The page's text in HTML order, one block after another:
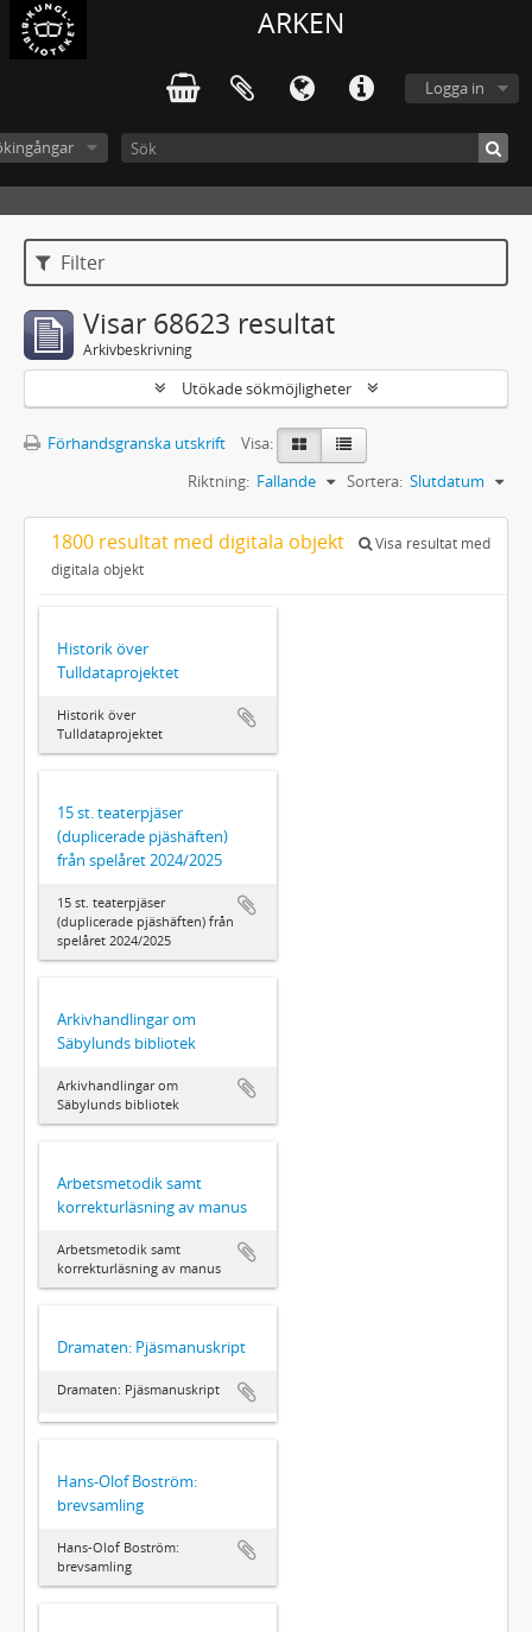
ARKEN
Logga in
Filter
Visar 68623 resultat
Arkivbeskrivning
Utökade sökmöjligheter
Förhandsgranska utskrift
Visa:
Sortera: Slutdatum
Riktning: Fallande
1800 resultat med digitala objekt
Visa resultat med
digitala objekt
Historik över
Tulldataprojektet
Historik över
Tulldataprojektet
15 st. teaterpjäser
(duplicerade pjäshäften)
från spelåret 2024/2025
15 st. teaterpjäser
(duplicerade pjäshäften) från
spelåret 2024/2025
Arkivhandlingar om
Säbylunds bibliotek
Arkivhandlingar om
Säbylunds bibliotek
Arbetsmetodik samt
korrekturläsning av manus
Arbetsmetodik samt
korrekturläsning av manus
Dramaten: Pjäsmanuskript
Dramaten: Pjäsmanuskript
Hans-Olof Boström:
brevsamling
Hans-Olof Boström:
brevsamling